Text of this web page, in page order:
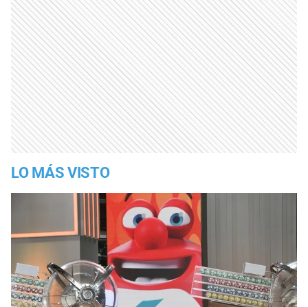
LO MÁS VISTO